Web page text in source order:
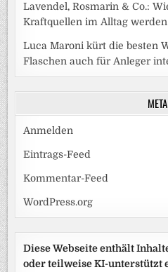
Lavendel, Rosmarin & Co.:
Kraftquellen im Alltag werden
Luca Maroni kürt die besten
Flaschen auch für Anleger
META
Anmelden
Eintrags-Feed
Kommentar-Feed
WordPress.org
Diese Webseite enthält
oder teilweise KI-unterstützt